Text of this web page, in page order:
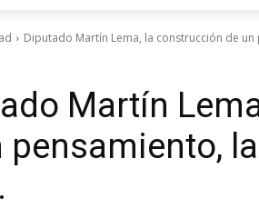
Diputado Martín Lema, la construcción de
Martín
pensamiento,